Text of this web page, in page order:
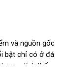
và nguồn gốc
bật chỉ có ở đá
tính thẩm
phong thủy